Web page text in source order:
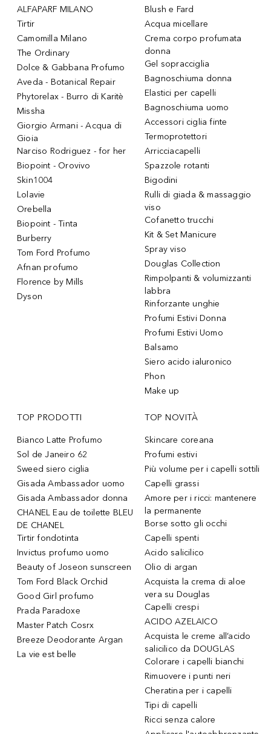
ALFAPARF MILANO
Tirtir
Camomilla Milano
The Ordinary
Dolce & Gabbana Profumo
Aveda - Botanical Repair
Phytorelax - Burro di Karitè
Missha
Giorgio Armani - Acqua di
Gioia
Narciso Rodriguez - for her
Biopoint - Orovivo
Skin1004
Lolavie
Orebella
Biopoint - Tinta
Burberry
Tom Ford Profumo
Afnan profumo
Florence by Mills
Dyson
Blush e Fard
Acqua micellare
Crema corpo profumata
donna
Gel sopracciglia
Bagnoschiuma donna
Elastici per capelli
Bagnoschiuma uomo
Accessori ciglia finte
Termoprotettori
Arricciacapelli
Spazzole rotanti
Bigodini
Rulli di giada & massaggio
viso
Cofanetto trucchi
Kit & Set Manicure
Spray viso
Douglas Collection
Rimpolpanti & volumizzanti
labbra
Rinforzante unghie
Profumi Estivi Donna
Profumi Estivi Uomo
Balsamo
Siero acido ialuronico
Phon
Make up
TOP PRODOTTI
Bianco Latte Profumo
Sol de Janeiro 62
Sweed siero ciglia
Gisada Ambassador uomo
Gisada Ambassador donna
CHANEL Eau de toilette BLEU
DE CHANEL
Tirtir fondotinta
Invictus profumo uomo
Beauty of Joseon sunscreen
Tom Ford Black Orchid
Good Girl profumo
Prada Paradoxe
Master Patch Cosrx
Breeze Deodorante Argan
La vie est belle
TOP NOVITÀ
Skincare coreana
Profumi estivi
Più volume per i capelli sottili
Capelli grassi
Amore per i ricci: mantenere
la permanente
Borse sotto gli occhi
Capelli spenti
Acido salicilico
Olio di argan
Acquista la crema di aloe
vera su Douglas
Capelli crespi
ACIDO AZELAICO
Acquista le creme all’acido
salicilico da DOUGLAS
Colorare i capelli bianchi
Rimuovere i punti neri
Cheratina per i capelli
Tipi di capelli
Ricci senza calore